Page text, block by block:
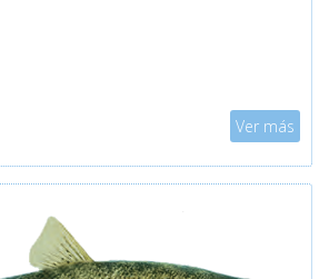
Mostrar
Ver más